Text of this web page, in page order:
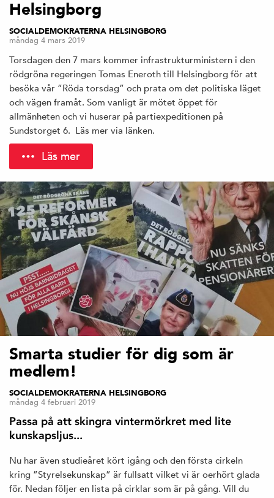
Helsingborg
SOCIALDEMOKRATERNA HELSINGBORG
måndag 4 mars 2019
Torsdagen den 7 mars kommer infrastrukturministern i den
rödgröna regeringen Tomas Eneroth till Helsingborg för att
besöka vår ”Röda torsdag” och prata om det politiska läget
och vägen framåt. Som vanligt är mötet öppet för
allmänheten och vi huserar på partiexpeditionen på
Sundstorget 6. Läs mer via länken.
Läs mer
Smarta studier för dig som är
medlem!
SOCIALDEMOKRATERNA HELSINGBORG
måndag 4 februari 2019
Passa på att skingra vintermörkret med lite
kunskapsljus...
Nu har även studieåret kört igång och den första cirkeln
kring ”Styrelsekunskap” är fullsatt vilket vi är oerhört glada
för. Nedan följer en lista på cirklar som är på gång. Vill du